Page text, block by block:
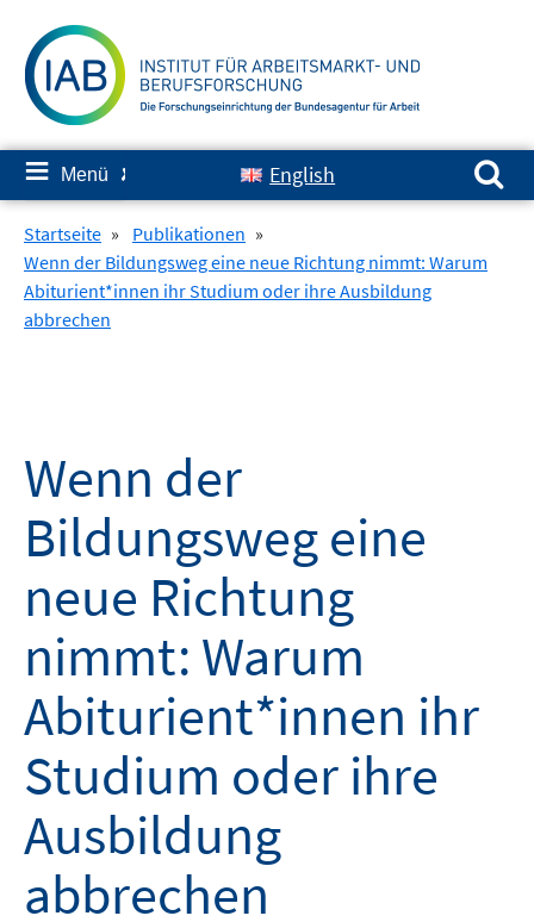
zum
Inhalt
≡ Menü ✘ English
Suchen nach:
Startseite » Publikationen »
Wenn der Bildungsweg eine neue Richtung nimmt: Warum
Abiturient*innen ihr Studium oder ihre Ausbildung
abbrechen
Wenn der
Bildungsweg eine
neue Richtung
nimmt: Warum
Abiturient*innen ihr
Studium oder ihre
Ausbildung
abbrechen